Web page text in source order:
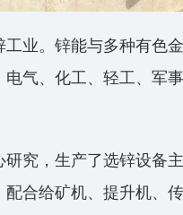
业。锌能与多种有色
气、化工、轻工、军
究，生产了选锌设备
合给矿机、提升机、